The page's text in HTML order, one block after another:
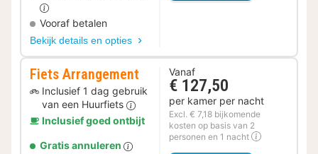
Vooraf betalen
Bekijk details en opties
Fiets Arrangement
Inclusief 1 dag gebruik
van een Huurfiets
Inclusief goed ontbijt
Gratis annuleren
Vanaf
€ 127,50
per kamer per nacht
Excl. € 7,18 bijkomende
kosten op basis van 2
personen en 1 nacht